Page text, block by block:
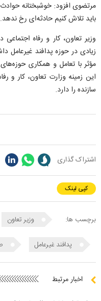
باید تلاش کنیم حادثه‌ای رخ ندهد.
وزیر تعاون، کار و رفاه
زیادی در حوزه پدافند غیرعامل
مؤثر با تعامل و همکاری
این زمینه وزارت تعاون، کار و
سازنده را دارد.
اشتراک گذاری
کپی لینک
برچسب ها: وزیر تعاون
پدافند غیرعامل
اخبار مرتبط